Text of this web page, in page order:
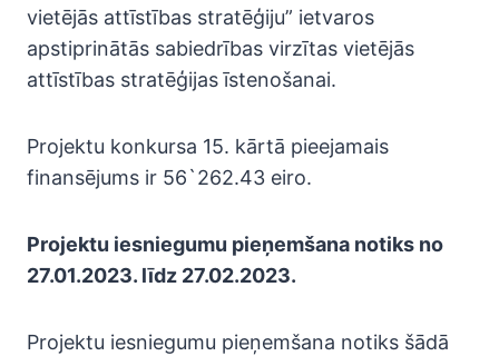
vietējās attīstības stratēģiju” ietvaros
apstiprinātās sabiedrības virzītas vietējās
attīstības stratēģijas īstenošanai.
Projektu konkursa 15. kārtā pieejamais
finansējums ir 56`262.43 eiro.
Projektu iesniegumu pieņemšana notiks no
27.01.2023. līdz 27.02.2023.
Projektu iesniegumu pieņemšana notiks šādā